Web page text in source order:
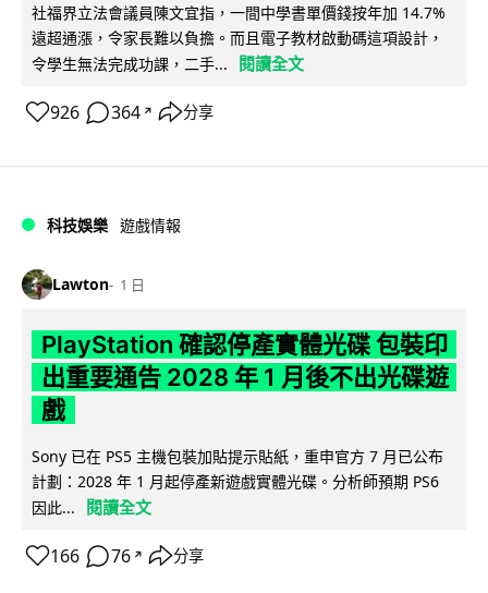
社福界立法會議員陳文宜指，一間中學書單價錢按年加 14.7%
遠超通漲，令家長難以負擔。而且電子教材啟動碼這項設計，
令學生無法完成功課，二手...
閱讀全文
926 364 ↗ 分享
科技娛樂 遊戲情報
Lawton 1 日
PlayStation 確認停產實體光碟 包裝印
出重要通告 2028 年 1 月後不出光碟遊
戲
Sony 已在 PS5 主機包裝加貼提示貼紙，重申官方 7 月已公布
計劃：2028 年 1 月起停產新遊戲實體光碟。分析師預期 PS6
因此...
閱讀全文
166 76 ↗ 分享